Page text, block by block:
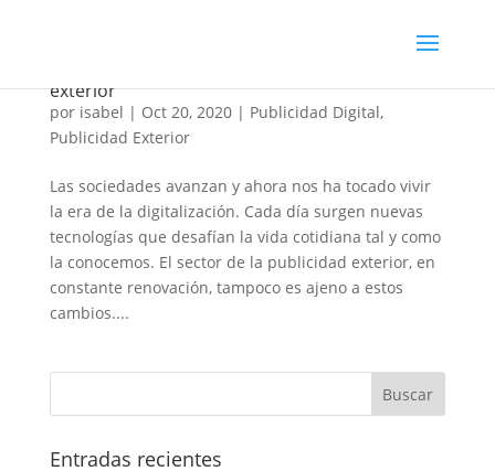
exterior
por isabel | Oct 20, 2020| Publicidad Digital,
Publicidad Exterior
Las sociedades avanzan y ahora nos ha tocado vivir
la era de la digitalización. Cada día surgen nuevas
tecnologías que desafían la vida cotidiana tal y como
la conocemos. El sector de la publicidad exterior, en
constante renovación, tampoco es ajeno a estos
cambios....
Entradas recientes